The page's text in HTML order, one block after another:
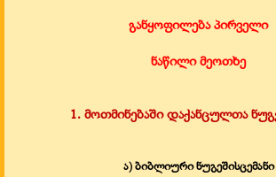
განყოფილება პირველი
ნაწილი მეოთხე
1. მოთმინებაში დაქანცულთა
ა) ბიბლიური ნუგეშისცემანი